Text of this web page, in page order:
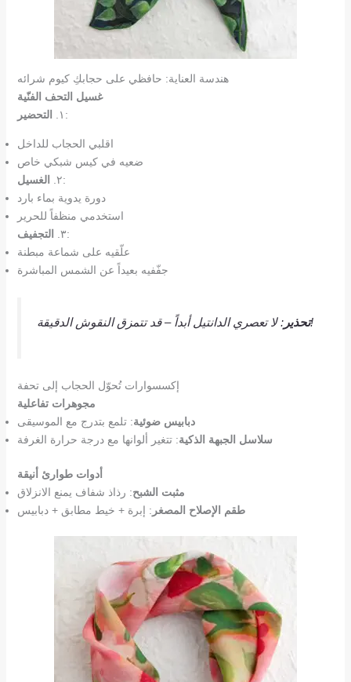
هندسة العناية: حافظي على حجابكِ كيوم شرائه
غسيل التحف الفنّية
١.
التحضير :
اقلبي الحجاب للداخل
ضعيه في كيس شبكي خاص
٢. الغسيل
:
دورة يدوية بماء بارد
استخدمي منظفاً للحرير
٣. التجفيف
:
علّقيه على شماعة مبطنة
جفّفيه بعيداً عن الشمس المباشرة
تحذير: لا تعصري الدانتيل أبداً – قد تتمزق النقوش الدقيقة!
إكسسوارات تُحوّل الحجاب إلى تحفة
مجوهرات تفاعلية
دبابيس ضوئية: تلمع بتدرج مع الموسيقى
سلاسل الجبهة الذكية: تتغير ألوانها مع درجة حرارة الغرفة
أدوات طوارئ أنيقة
مثبت الشبح: رذاذ شفاف يمنع الانزلاق
طقم الإصلاح المصغر : إبرة + خيط مطابق + دبابيس